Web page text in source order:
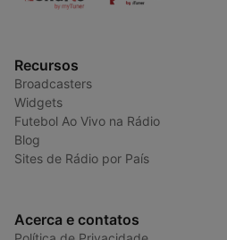
Recursos
Broadcasters
Widgets
Futebol Ao Vivo na Rádio
Blog
Sites de Rádio por País
Acerca e contatos